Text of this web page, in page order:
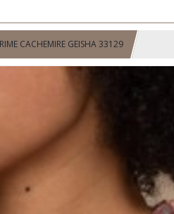
CACHEMIRE GEISHA 33129